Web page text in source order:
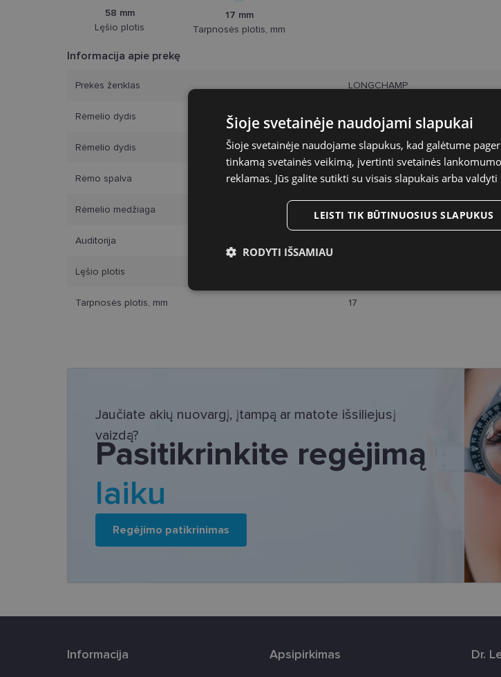
58 mm
Lęšio plotis
17 mm
Tarpnosės plotis, mm
Informacija apie prekę
Prekės ženklas LONGCHAMP
Rėmelio dydis 58-17
Rėmelio dydis L
Rėmo spalva burgundy
Rėmelio medžiaga Metalas
Auditorija
Lęšio plotis
Tarpnosės plotis, mm 17
Jaučiate akių nuovargį, įtampą ar matote išsiliejusį
vaizdą?
Pasitikrinkite regėjimą
laiku
Regėjimo patikrinimas
Informacija Apsipirkimas Dr.
Šioje svetainėje naudojami slapukai
Šioje svetainėje naudojame slapukus, kad galėtume
tinkamą svetainės veikimą, įvertinti svetainės
reklamas. Jūs galite sutikti su visais slapukais arba
LEISTI TIK BŪTINUOSIUS SLAPUKUS
RODYTI IŠSAMIAU
Šie slapukai yra būtini, kad galėtumėte naršyti svetainės turinį bei
tačiau neatskleidžia Jūsų tapatybės, taip pat nerenka informacijos. Be šių
saugomi Jūsų įrenginyje, kol slapukai atlieka savo funkcijas, bet ne ilgiau
Šie būtinieji slapukai nustatomi automatiškai.
Teikėjas
Aprašymas
tipo programinės
Slapukas
reklamjuostė